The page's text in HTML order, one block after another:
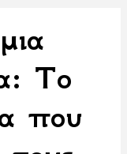
Το
που